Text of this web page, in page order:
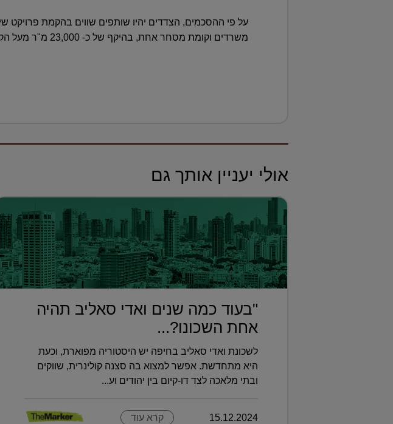
משרדים וקומת מסחר אחת, בהיקף של כ- 23,000 מ"ר מעל הקרקע וכן 3 קומות של מרתפי חניה
אולי יעניין אותך גם
"בעוד כמה שנים ואדי סאליב תהיה
אחת השכונו?...
לשכונת ואדי סאליב בחיפה יש היסטוריה מפוארת, וכעת
היא מתחדשת. אפשר למצוא בה סצנה קולינרית, שווקים
ובתי מלאכה לצד דו-קיום בין יהודים וע...
15.12.2024 קרא עוד